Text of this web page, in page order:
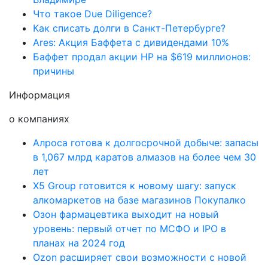
Что такое Due Diligence?
Как списать долги в Санкт-Петербурге?
Ares: Акция Баффета с дивидендами 10%
Баффет продал акции HP на $619 миллионов:
причины
Информация
о компаниях
Алроса готова к долгосрочной добыче: запасы
в 1,067 млрд каратов алмазов на более чем 30
лет
X5 Group готовится к новому шагу: запуск
алкомаркетов на базе магазинов Покупалко
Озон фармацевтика выходит на новый
уровень: первый отчет по МСФО и IPO в
планах на 2024 год
Ozon расширяет свои возможности с новой